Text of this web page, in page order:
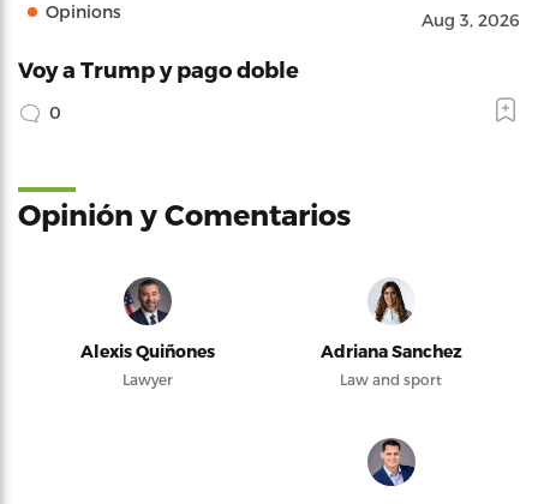
Opinions Aug 3, 2026
Voy a Trump y pago doble
0
Opinión y Comentarios
Alexis Quiñones
Lawyer
Adriana Sanchez
Law and sport